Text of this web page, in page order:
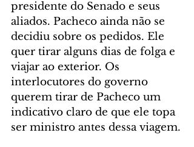
presidente do Senado e seus
aliados. Pacheco ainda não se
decidiu sobre os pedidos. Ele
quer tirar alguns dias de folga e
viajar ao exterior. Os
interlocutores do governo
querem tirar de Pacheco um
indicativo claro de que ele topa
ser ministro antes dessa viagem.